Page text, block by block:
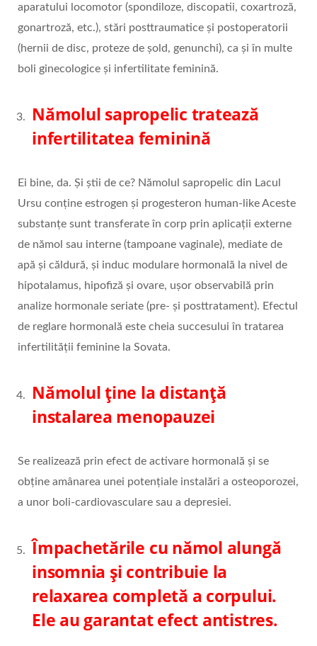
aparatului locomotor (spondiloze, discopatii, coxartroză,
gonartroză, etc.), stări posttraumatice și postoperatorii
(hernii de disc, proteze de șold, genunchi), ca și în multe
boli ginecologice și infertilitate feminină.
Nămolul sapropelic tratează
infertilitatea feminină
Ei bine, da. Și știi de ce? Nămolul sapropelic din Lacul
Ursu conține estrogen și progesteron human-like Aceste
substanțe sunt transferate în corp prin aplicații externe
de nămol sau interne (tampoane vaginale), mediate de
apă și căldură, și induc modulare hormonală la nivel de
hipotalamus, hipofiză și ovare, ușor observabilă prin
analize hormonale seriate (pre- și posttratament). Efectul
de reglare hormonală este cheia succesului în tratarea
infertilității feminine la Sovata.
Nămolul ține la distanță
instalarea menopauzei
Se realizează prin efect de activare hormonală și se
obține amânarea unei potențiale instalări a osteoporozei,
a unor boli-cardiovasculare sau a depresiei.
Împachetările cu nămol alungă
insomnia și contribuie la
relaxarea completă a corpului.
Ele au garantat efect antistres.